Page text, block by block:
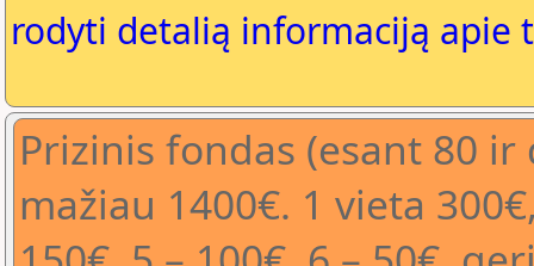
rodyti detalią informaciją apie
Prizinis fondas (esant 80
mažiau 1400€. 1 vieta